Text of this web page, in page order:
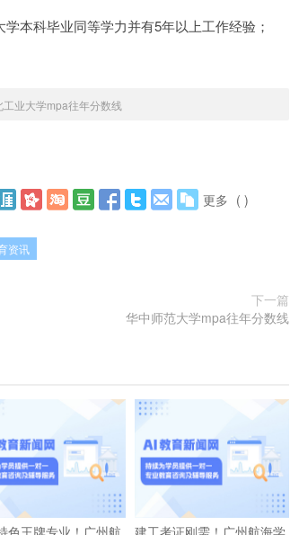
本科毕业同等学力并有5年以上工作经验；
工业大学mpa往年分数线
更多 ( )
资讯
下一篇
华中师范大学mpa往年分数线
色王牌专业！广州航 建工考证刚需！广州航海学